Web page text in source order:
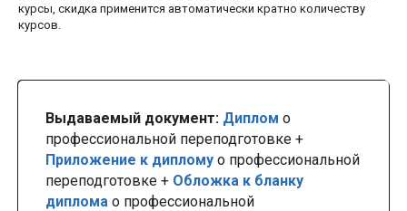
курсы, скидка применится автоматически кратно количеству
курсов.
Выдаваемый документ: Диплом о
профессиональной переподготовке +
Приложение к диплому о профессиональной
переподготовке + Обложка к бланку
диплома о профессиональной